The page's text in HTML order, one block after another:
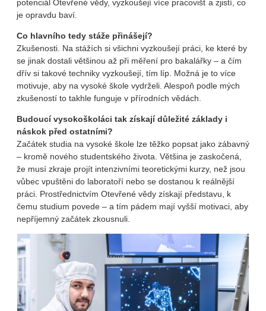
potenciál Otevřené vědy, vyzkoušejí více pracovišť a zjistí, co
je opravdu baví.
Co hlavního tedy stáže přinášejí?
Zkušenosti. Na stážích si všichni vyzkoušejí práci, ke které by
se jinak dostali většinou až při měření pro bakalářky – a čím
dřív si takové techniky vyzkoušejí, tím líp. Možná je to více
motivuje, aby na vysoké škole vydrželi. Alespoň podle mých
zkušeností to takhle funguje v přírodních vědách.
Budoucí vysokoškoláci tak získají důležité základy i
náskok před ostatními?
Začátek studia na vysoké škole lze těžko popsat jako zábavný
– kromě nového studentského života. Většina je zaskočená,
že musí zkraje projít intenzivními teoretickými kurzy, než jsou
vůbec vpuštěni do laboratoří nebo se dostanou k reálnější
práci. Prostřednictvím Otevřené vědy získají představu, k
čemu studium povede – a tím pádem mají vyšší motivaci, aby
nepříjemný začátek zkousnuli.